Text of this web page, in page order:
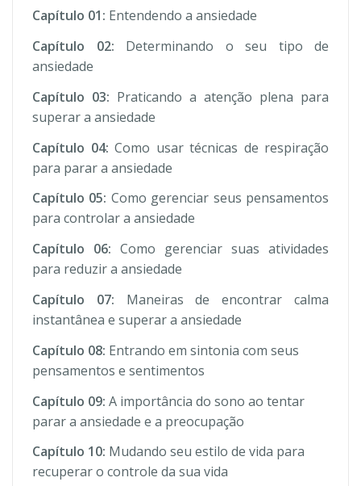
Capítulo 01: Entendendo a ansiedade
Capítulo 02: Determinando o seu tipo de
ansiedade
Capítulo 03: Praticando a atenção plena para
superar a ansiedade
Capítulo 04: Como usar técnicas de respiração
para parar a ansiedade
Capítulo 05: Como gerenciar seus pensamentos
para controlar a ansiedade
Capítulo 06: Como gerenciar suas atividades
para reduzir a ansiedade
Capítulo 07: Maneiras de encontrar calma
instantânea e superar a ansiedade
Capítulo 08: Entrando em sintonia com seus
pensamentos e sentimentos
Capítulo 09: A importância do sono ao tentar
parar a ansiedade e a preocupação
Capítulo 10: Mudando seu estilo de vida para
recuperar o controle da sua vida